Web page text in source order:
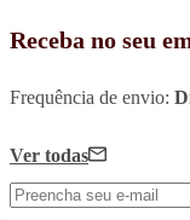
Receba no seu
Frequência de envio:
Ver todas